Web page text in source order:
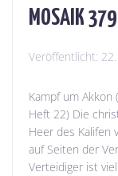
MOSAIK
Veröffentlicht:
Kampf um Akkon
Heft 22) Die
Heer des Kalifen
auf Seiten der
Verteidiger ist